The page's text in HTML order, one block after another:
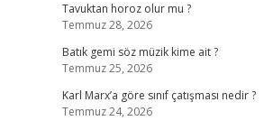
Tavuktan horoz olur mu ?
Temmuz 28, 2026
Batık gemi söz müzik kime ait ?
Temmuz 25, 2026
Karl Marx’a göre sınıf çatışması nedir ?
Temmuz 24, 2026